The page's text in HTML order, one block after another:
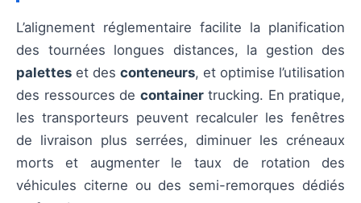
L’alignement réglementaire facilite la planification
des tournées longues distances, la gestion des
palettes et des conteneurs, et optimise l’utilisation
des ressources de containertrucking. En pratique,
les transporteurs peuvent recalculer les fenêtres
de livraison plus serrées, diminuer les créneaux
morts et augmenter le taux de rotation des
véhicules citerne ou des semi-remorques dédiés